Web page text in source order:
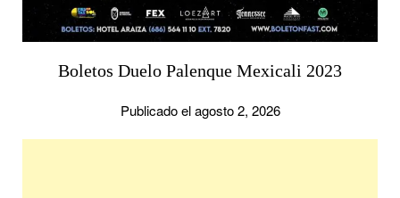
Boletos Duelo Palenque Mexicali 2023
Publicado el agosto 2, 2026